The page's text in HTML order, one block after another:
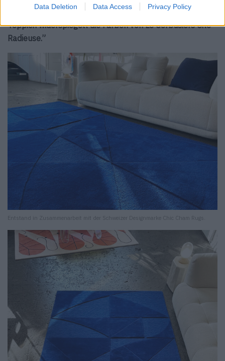
Data Deletion Data Access Privacy Policy
goldenen Proportionen das wahre Licht überträgt. Dieser
Teppich widerspiegelt die Farben von Le Corbusiers Cité
Radieuse.”
Entstand in Zusammenarbeit mit der Schweizer Designmarke Chic Cham Rugs.